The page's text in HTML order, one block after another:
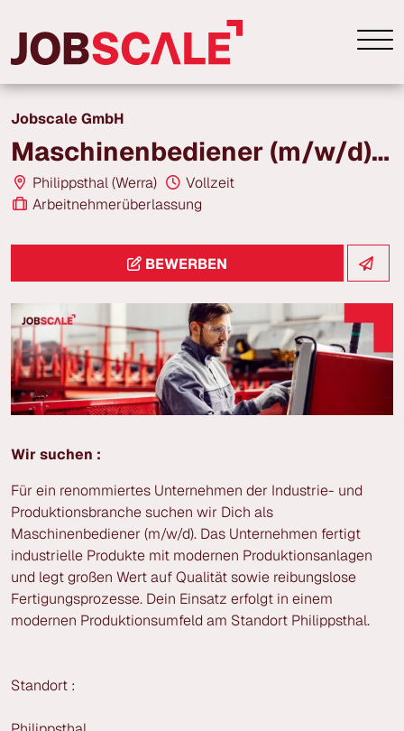
Jobscale GmbH
Maschinenbediener (m/w/d) | Produktion | ab 20,00 € /h | Philippsthal
Philippsthal (Werra)
Vollzeit
Arbeitnehmerüberlassung
BEWERBEN
Wir suchen :
Für ein renommiertes Unternehmen der Industrie- und
Produktionsbranche suchen wir Dich als
Maschinenbediener (m/w/d). Das Unternehmen fertigt
industrielle Produkte mit modernen Produktionsanlagen
und legt großen Wert auf Qualität sowie reibungslose
Fertigungsprozesse. Dein Einsatz erfolgt in einem
modernen Produktionsumfeld am Standort Philippsthal.
Standort :